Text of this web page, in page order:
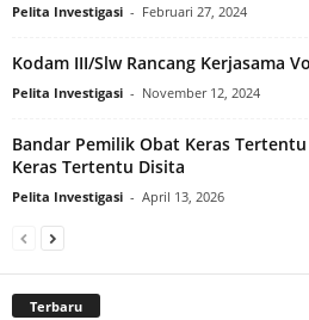
Pelita Investigasi - Februari 27, 2024
Kodam III/Slw Rancang Kerjasama
Pelita Investigasi - November 12, 2024
Bandar Pemilik Obat Keras
Keras Tertentu Disita
Pelita Investigasi - April 13, 2026
Terbaru